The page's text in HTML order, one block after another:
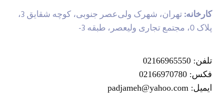
کارخانه:
تهران، شهرک ولی‌عصر جنوبی، کوچه شقایق 3،
پلاک 0، مجتمع تجاری ولیعصر، طبقه 3-
تلفن: 02166965550
فکس: 02166970780
ایمیل: padjameh@yahoo.com